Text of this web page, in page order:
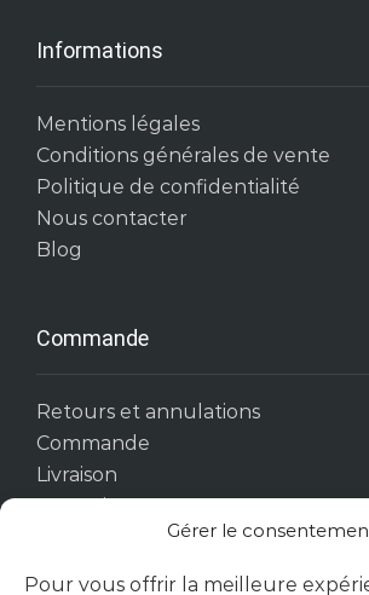
Gérer le
Pour vous offrir la meilleure
Informations
Mentions légales
Conditions générales de vente
Politique de confidentialité
Nous contacter
Blog
Commande
Retours et annulations
Commande
Livraison
Garantie